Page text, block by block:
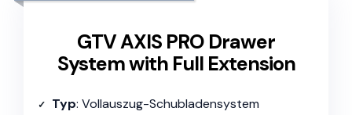
GTV AXIS PRO Drawer
System with Full Extension
Typ: Vollauszug-Schubladensystem